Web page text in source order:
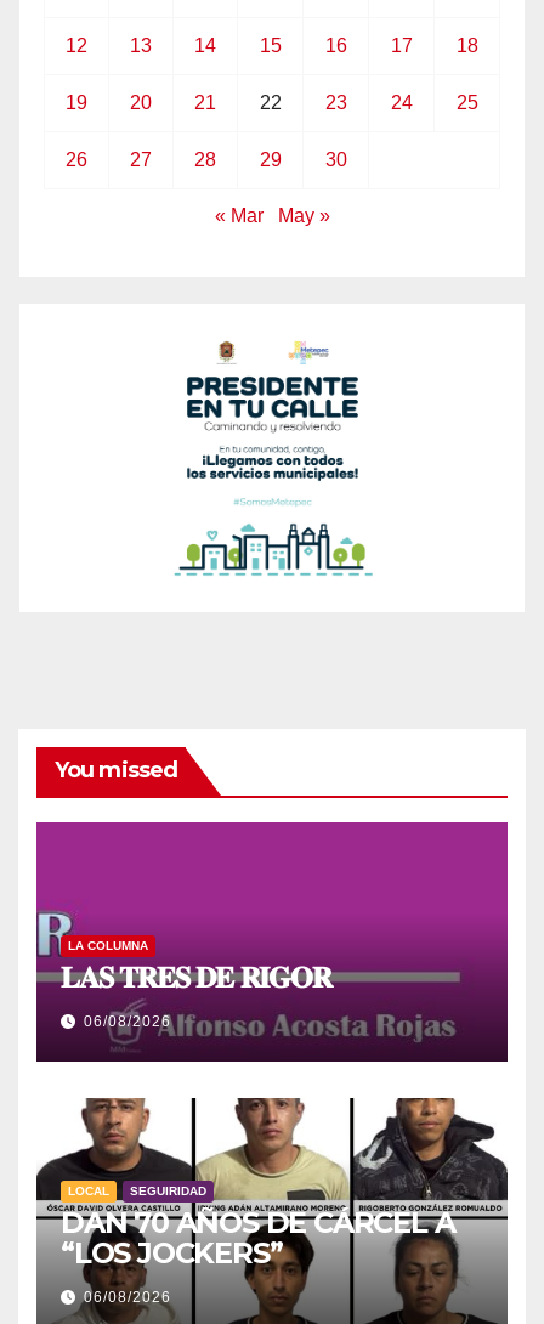
12 13 14 15 16 17 18
19 20 21 22 23 24 25
26 27 28 29 30
« Mar May »
You missed
LA COLUMNA
𝐋𝐀𝐒 𝐓𝐑𝐄𝐒 𝐃𝐄 𝐑𝐈𝐆𝐎𝐑
06/08/2026
LOCAL SEGUIRIDAD
DAN 70 AÑOS DE CÁRCEL A
“LOS JOCKERS”
06/08/2026